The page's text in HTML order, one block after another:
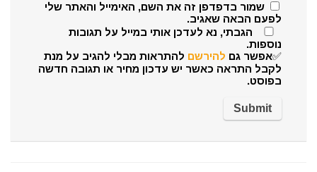
שמור בדפדפן זה את השם, האימייל והאתר שלי
לפעם הבאה שאגיב.
הגבתי, נא לעדכן אותי במייל על תגובות
נוספות.
✅אפשר גם להירשם להתראות מבלי להגיב על מנת
לקבל התראה כאשר יש עדכון מחיר או תגובה חדשה
בפוסט.